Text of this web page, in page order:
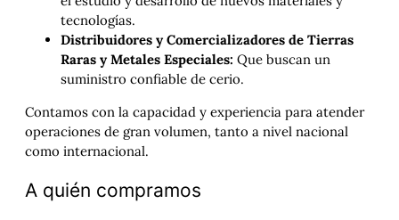
tecnologías.
Distribuidores y Comercializadores de Tierras
Raras y Metales Especiales: Que buscan un
suministro confiable de cerio.
Contamos con la capacidad y experiencia para atender
operaciones de gran volumen, tanto a nivel nacional
como internacional.
A quién compramos